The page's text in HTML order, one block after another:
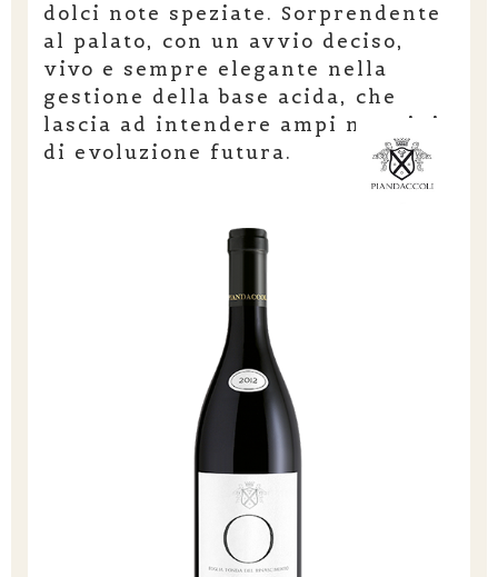
dolci note speziate. Sorprendente
al palato, con un avvio deciso,
vivo e sempre elegante nella
gestione della base acida, che
lascia ad intendere ampi margini
di evoluzione futura.